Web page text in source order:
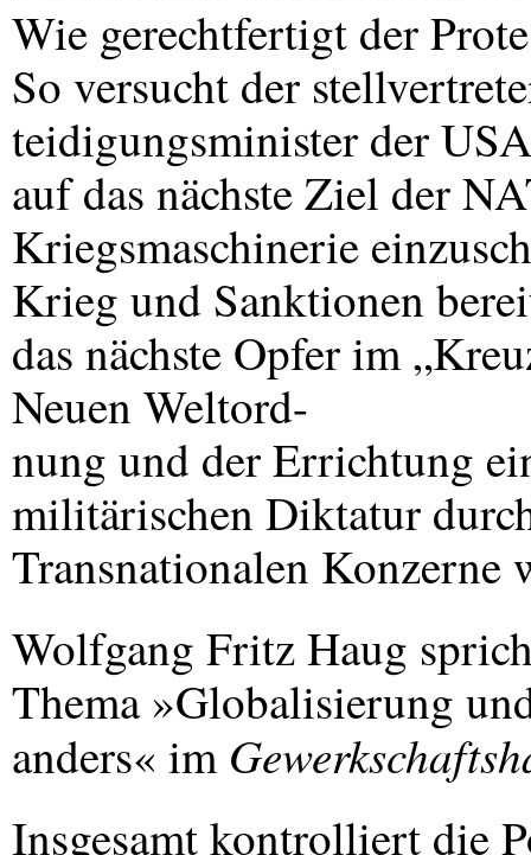
Wie gerechtfertigt der
So versucht der
teidigungsminister derUSA
auf das nächste Ziel der
Kriegsmaschinerie
Krieg und Sanktionen
das nächste Opfer im
Neuen Weltord-
nung und der Errichtung
militärischen Diktatur
Transnationalen Konzerne
Wolfgang Fritz Haug
Thema »Globalisierung
anders« im
Insgesamt kontrolliert die